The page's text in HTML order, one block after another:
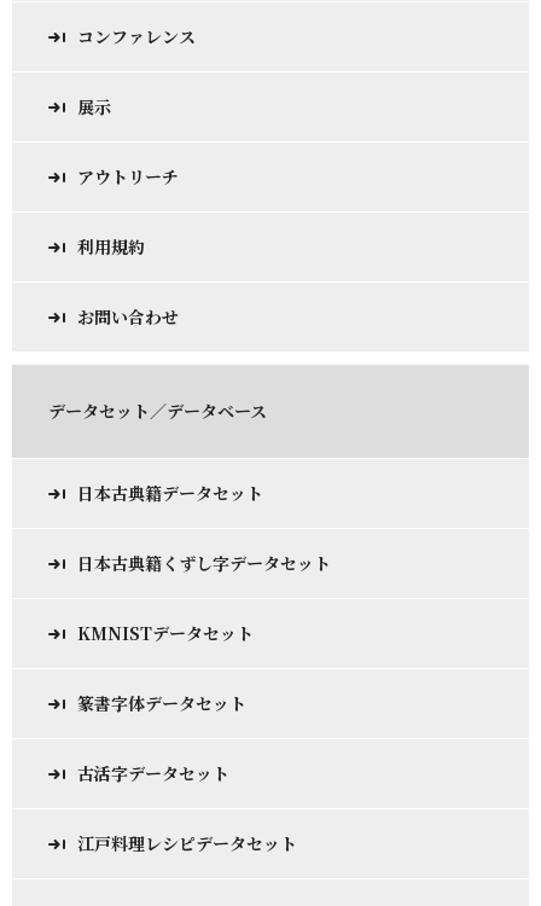
コンファレンス
展示
アウトリーチ
利用規約
お問い合わせ
データセット／データベース
日本古典籍データセット
日本古典籍くずし字データセット
KMNISTデータセット
篆書字体データセット
古活字データセット
江戸料理レシピデータセット